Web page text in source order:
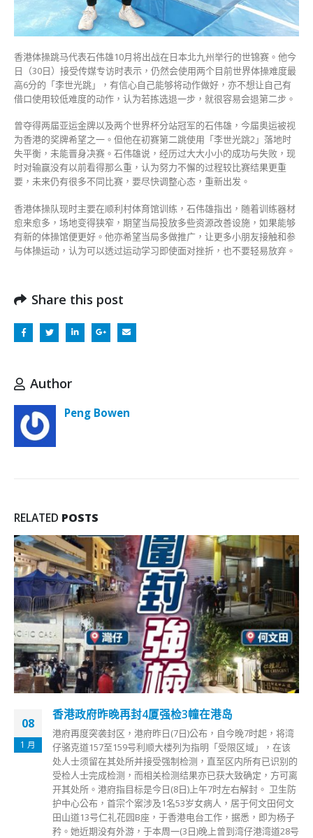
源
改
善〉
中
香港体操跳马代表石伟雄10月将出战在日本北九州举行的世锦赛。他今
日（30日）接受传媒专访时表示，仍然会使用两个目前世界体操难度最
高6分的「李世光跳」，有信心自己能够将动作做好，亦不想让自己有
借口使用较低难度的动作，认为若拣选退一步，就很容易会退第二步。
曾夺得两届亚运金牌以及两个世界杯分站冠军的石伟雄，今届奥运被视
为香港的奖牌希望之一。但他在初赛第二跳使用「李世光跳2」落地时
失平衡，未能晋身决赛。石伟雄说，经历过大大小小的成功与失败，现
时对输赢没有以前看得那么重，认为努力不懈的过程较比赛结果更重
要，未来仍有很多不同比赛，要尽快调整心态，重新出发。
香港体操队现时主要在顺利村体育馆训练，石伟雄指出，随着训练器材
愈来愈多，场地变得狭窄，期望当局投放多些资源改善设施，如果能够
有新的体操馆便更好。他亦希望当局多做推广，让更多小朋友接触和参
与体操运动，认为可以透过运动学习即使面对挫折，也不要轻易放弃。
Share this post
Author
Peng Bowen
RELATED POSTS
13
9 月
香港今新增7218确诊 包括151宗输入个案
https://www.fonfmedia.com/wp-
content/uploads/2022/09/
a14d1.mp4 第5波新冠肺炎疫情毒链难断，卫生署卫生防护
心传染病处首席医生欧家荣公布，本港今日(13日)新增7218
确诊，包括151宗输入个案。医管局新增10宗死亡个案，第5
波死亡累计9,607人。学校方面，上周五(14日)至今日，共
学校呈报确诊个案，有23间学校须停课，涉及29个班别。
方面，昨日(12日)则有10间院舍出现新增个案，包括7间安老